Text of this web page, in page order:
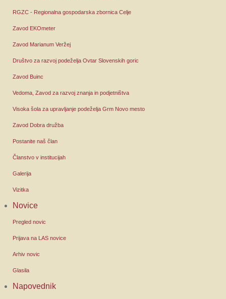
RGZC - Regionalna gospodarska zbornica Celje
Zavod EKOmeter
Zavod Marianum Veržej
Društvo za razvoj podeželja Ovtar Slovenskih goric
Zavod Buinc
Vedoma, Zavod za razvoj znanja in podjetništva
Visoka šola za upravljanje podeželja Grm Novo mesto
Zavod Dobra družba
Postanite naš član
Članstvo v institucijah
Galerija
Vizitka
Novice
Pregled novic
Prijava na LAS novice
Arhiv novic
Glasila
Napovednik